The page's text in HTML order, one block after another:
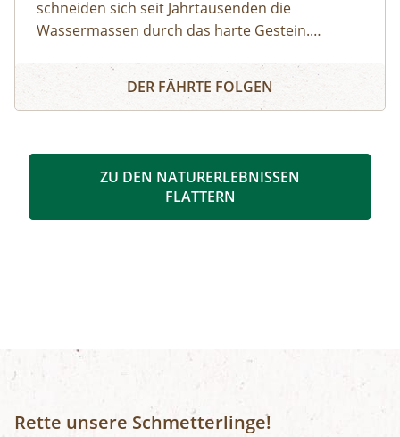
schneiden sich seit Jahrtausenden die
Wassermassen durch das harte Gestein.
Kolke und kleine Wasserfälle entstanden. Der
Klamm folgend geht es weiter bis zum Hintersee
mit Blick über den Talschluss mit seinen
Schösswendklamm und Hintersee
DER FÄHRTE FOLGEN
ZU DEN NATURERLEBNISSEN
FLATTERN
Rette unsere Schmetterlinge!